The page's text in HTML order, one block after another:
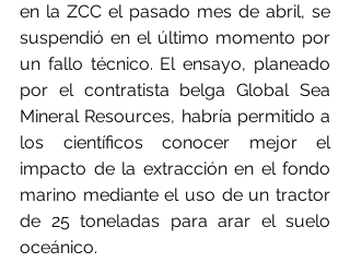
en la ZCC el pasado mes de abril, se
suspendió en el último momento por
un fallo técnico. El ensayo, planeado
por el contratista belga Global Sea
Mineral Resources, habría permitido a
los científicos conocer mejor el
impacto de la extracción en el fondo
marino mediante el uso de un tractor
de 25 toneladas para arar el suelo
oceánico.